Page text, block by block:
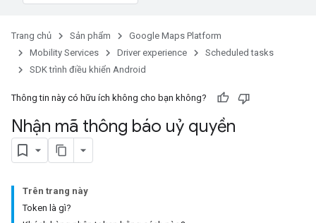
Trang chủ Sản phẩm
Google Maps Platform
Mobility Services
Driver experience
Scheduled tasks
SDK trình điều khiển Android
Thông tin này có hữu ích không cho bạn không?
Nhận mã thông báo uỷ quyền
Trên trang này
Token là gì?